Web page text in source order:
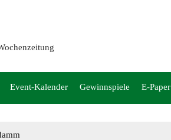
Event-Kalender Gewinnspiele E-Paper